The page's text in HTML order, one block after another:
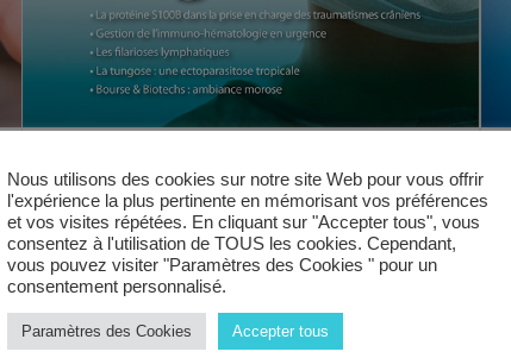
Newsletter Spectra Diagnostic N°10
Nous utilisons des cookies sur notre site Web pour vous offrir
l'expérience la plus pertinente en mémorisant vos préférences
et vos visites répétées. En cliquant sur "Accepter tous", vous
consentez à l'utilisation de TOUS les cookies. Cependant,
vous pouvez visiter "Paramètres des Cookies " pour un
consentement personnalisé.
Paramètres des Cookies Accepter tous